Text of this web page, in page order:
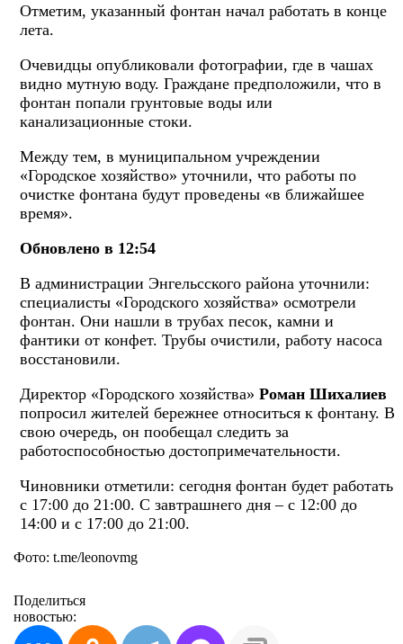
Отметим, указанный фонтан начал работать в конце
лета.
Очевидцы опубликовали фотографии, где в чашах
видно мутную воду. Граждане предположили, что в
фонтан попали грунтовые воды или
канализационные стоки.
Между тем, в муниципальном учреждении
«Городское хозяйство» уточнили, что работы по
очистке фонтана будут проведены «в ближайшее
время».
Обновлено в 12:54
В администрации Энгельсского района уточнили:
специалисты «Городского хозяйства» осмотрели
фонтан. Они нашли в трубах песок, камни и
фантики от конфет. Трубы очистили, работу насоса
восстановили.
Директор «Городского хозяйства» Роман Шихалиев
попросил жителей бережнее относиться к фонтану. В
свою очередь, он пообещал следить за
работоспособностью достопримечательности.
Чиновники отметили: сегодня фонтан будет работать
с 17:00 до 21:00. С завтрашнего дня – с 12:00 до
14:00 и с 17:00 до 21:00.
Фото: t.me/leonovmg
Поделиться
новостью: